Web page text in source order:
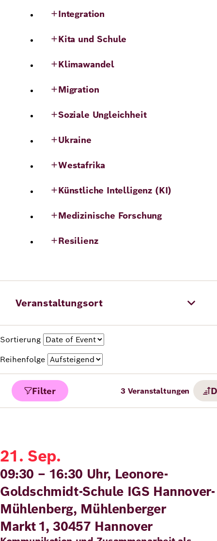
Integration
Kita und Schule
Klimawandel
Migration
Soziale Ungleichheit
Ukraine
Westafrika
Künstliche Intelligenz (KI)
Medizinische Forschung
Resilienz
Veranstaltungsort
Sortierung
Reihenfolge
Filter 3 Veranstaltungen
21. Sep.
09:30 – 16:30 Uhr, Leonore-
Goldschmidt-Schule IGS Hannover-
Mühlenberg, Mühlenberger
Markt 1, 30457 Hannover